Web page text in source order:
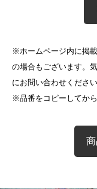
※ホームページ内に掲
の場合もございます。
にお問い合わせください
※品番をコピーしてか